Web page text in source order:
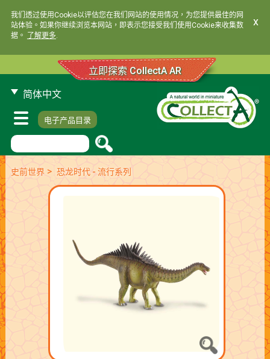
我们透过使用Cookie以评估您在我们网站的使用情况，为您提供最佳的网
站体验。如果你继续浏览本网站，即表示您接受我们使用Cookie来收集数
据。
了解更多.
x
立即探索 CollectA AR
简体中文
电子产品目录
史前世界> 恐龙时代 - 流行系列